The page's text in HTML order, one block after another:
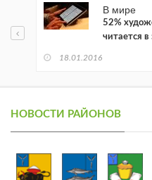
В мире
52%
читается
18.01.2016
НОВОСТИ РАЙОНОВ